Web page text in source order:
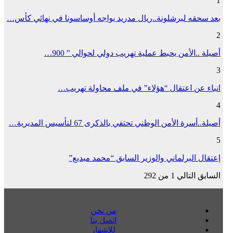
بعد سحقه لبرشلونة..ريال مدريد يواجه أوساسونا في نهائي كأس…
2
أصيلة ..الأمن يحبط عملية تهريب دولي لحوالي ” 900…
3
انباء عن اعتقال “هؤلاء” في ملف محاولة تهريب…
4
أصيلة..أسرة الأمن الوطني تحتفي بالذكرى 67 لتأسيس المديرية…
5
إعتقال البرلماني والوزير السابق “محمد مبديع”
السابق التالي 1 من 292
من نحن
اتصل بنا
للإشهار